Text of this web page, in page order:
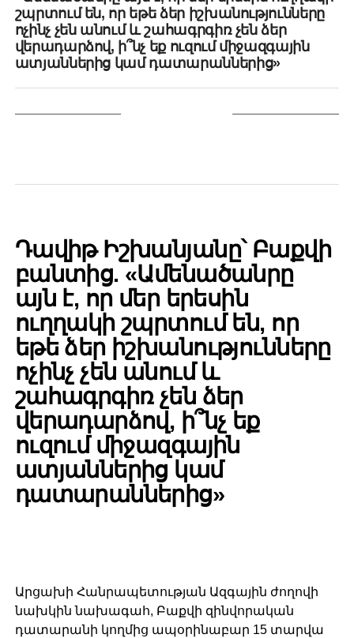
շպրտում են, որ եթե ձեր իշխանությունները
ոչինչ չեն անում և շահագրգիռ չեն ձեր
վերադարձով, ի՞նչ եք ուզում միջազգային
ատյաններից կամ դատարաններից»
Դավիթ Իշխանյանը՝ Բաքվի
բանտից. «Ամենածանրը
այն է, որ մեր երեսին
ուղղակի շպրտում են, որ
եթե ձեր իշխանությունները
ոչինչ չեն անում և
շահագրգիռ չեն ձեր
վերադարձով, ի՞նչ եք
ուզում միջազգային
ատյաններից կամ
դատարաններից»
Արցախի Հանրապետության Ազգային ժողովի
նախկին նախագահ, Բաքվի զինվորական
դատարանի կողմից ապօրինաբար 15 տարվա